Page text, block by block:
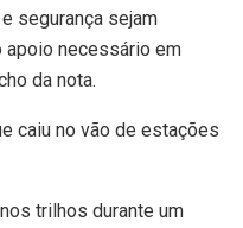
segurança sejam
apoio necessário em
da nota.
caiu no vão de estações
trilhos durante um